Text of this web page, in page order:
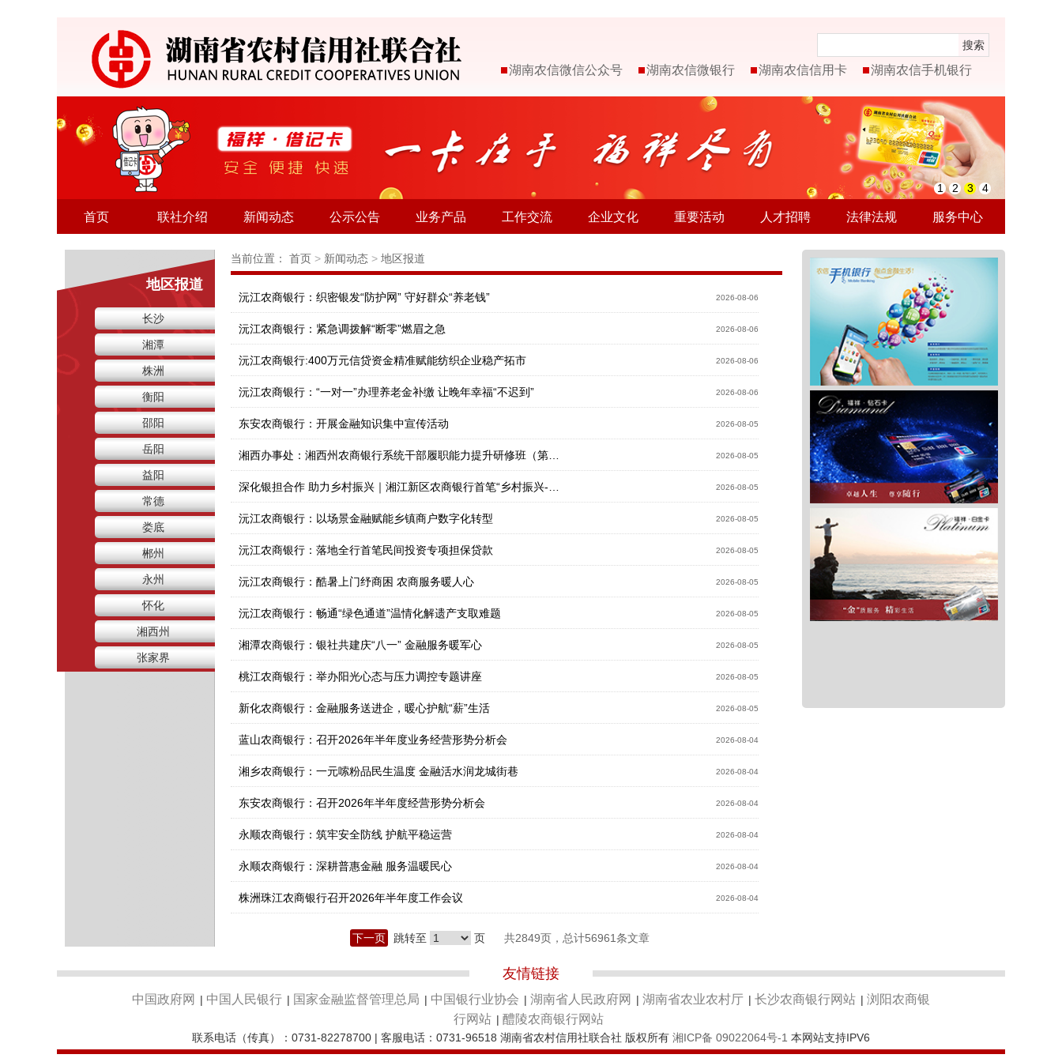
搜索
湖南农信微信公众号 湖南农信微银行 湖南农信信用卡 湖南农信手机银行
1 2 3 4
首页 联社介绍 新闻动态 公示公告 业务产品 工作交流 企业文化 重要活动 人才招聘 法律法规 服务中心
地区报道
长沙
湘潭
株洲
衡阳
邵阳
岳阳
益阳
常德
娄底
郴州
永州
怀化
湘西州
张家界
当前位置： 首页 > 新闻动态 > 地区报道
沅江农商银行：织密银发“防护网” 守好群众“养老钱” 2026-08-06
沅江农商银行：紧急调拨解“断零”燃眉之急 2026-08-06
沅江农商银行:400万元信贷资金精准赋能纺织企业稳产拓市 2026-08-06
沅江农商银行：“一对一”办理养老金补缴 让晚年幸福“不迟到” 2026-08-06
东安农商银行：开展金融知识集中宣传活动 2026-08-05
2026-08-05
2026-08-05
沅江农商银行：以场景金融赋能乡镇商户数字化转型 2026-08-05
沅江农商银行：落地全行首笔民间投资专项担保贷款 2026-08-05
沅江农商银行：酷暑上门纾商困 农商服务暖人心 2026-08-05
沅江农商银行：畅通“绿色通道”温情化解遗产支取难题 2026-08-05
湘潭农商银行：银社共建庆“八一” 金融服务暖军心 2026-08-05
桃江农商银行：举办阳光心态与压力调控专题讲座 2026-08-05
新化农商银行：金融服务送进企，暖心护航“薪”生活 2026-08-05
蓝山农商银行：召开2026年半年度业务经营形势分析会 2026-08-04
湘乡农商银行：一元嗦粉品民生温度 金融活水润龙城街巷 2026-08-04
东安农商银行：召开2026年半年度经营形势分析会 2026-08-04
永顺农商银行：筑牢安全防线 护航平稳运营 2026-08-04
永顺农商银行：深耕普惠金融 服务温暖民心 2026-08-04
株洲珠江农商银行召开2026年半年度工作会议 2026-08-04
下一页 跳转至 页 共2849页，总计56961条文章
友情链接
中国政府网 | 中国人民银行 | 国家金融监督管理总局 | 中国银行业协会 | 湖南省人民政府网 | 湖南省农业农村厅 | 长沙农商银行网站 | 浏阳农商银
行网站 | 醴陵农商银行网站
联系电话（传真）：0731-82278700 | 客服电话：0731-96518 湖南省农村信用社联合社 版权所有 湘ICP备 09022064号-1 本网站支持IPV6